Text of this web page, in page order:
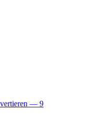
— 9